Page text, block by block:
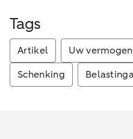
Tags
Artikel Uw vermogen
Schenking